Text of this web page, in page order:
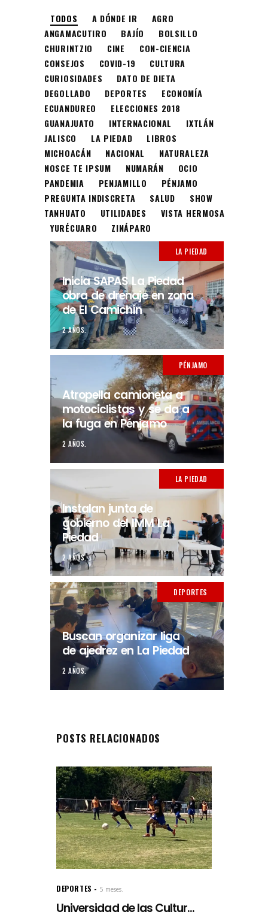
TODOS A DÓNDE IR
AGRO
ANGAMACUTIRO
BAJÍO
BOLSILLO
CHURINTZIO
CINE
CON-CIENCIA
CONSEJOS
COVID-19
CULTURA
CURIOSIDADES
DATO DE DIETA
DEGOLLADO
DEPORTES
ECONOMÍA
ECUANDUREO
ELECCIONES 2018
GUANAJUATO
INTERNACIONAL
IXTLÁN
JALISCO
LA PIEDAD
LIBROS
MICHOACÁN
NACIONAL
NATURALEZA
NOSCE TE IPSUM
NUMARÁN
OCIO
PANDEMIA
PENJAMILLO
PÉNJAMO
PREGUNTA INDISCRETA
SALUD
SHOW
TANHUATO
UTILIDADES
VISTA HERMOSA
YURÉCUARO
ZINÁPARO
LA PIEDAD
Inicia SAPAS La Piedad
obra de drenaje en zona
de El Camichín
2 AÑOS.
PÉNJAMO
Atropella camioneta a
motociclistas y se da a
la fuga en Pénjamo
2 AÑOS.
LA PIEDAD
Instalan junta de
gobierno del IMM La
Piedad
2 AÑOS.
DEPORTES
Buscan organizar liga
de ajedrez en La Piedad
2 AÑOS.
POSTS RELACIONADOS
DEPORTES 5 meses.
Universidad de las Cultur...